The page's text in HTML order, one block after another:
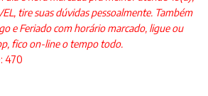
tire suas dúvidas pessoalmente. Também
e Feriado com horário marcado, ligue ou
fico on-line o tempo todo.
470